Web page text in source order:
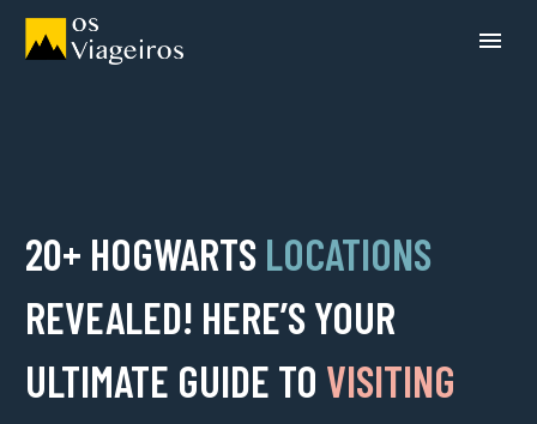
20+ HOGWARTS LOCATIONS
REVEALED! HERE’S YOUR
ULTIMATE GUIDE TO VISITING